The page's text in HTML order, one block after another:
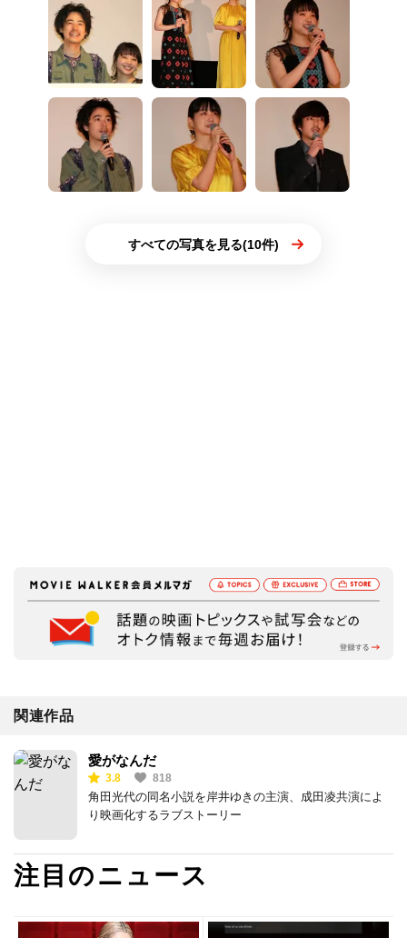
すべての写真を見る(10件)
関連作品
愛がなんだ
3.8 818
角田光代の同名小説を岸井ゆきの主演、成田凌共演によ
り映画化するラブストーリー
注目のニュース